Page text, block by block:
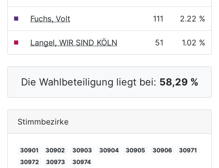
Fuchs, Volt 111 2.22 %
Langel, WIR SIND KÖLN 51 1.02 %
Die Wahlbeteiligung liegt bei: 58,29 %
Stimmbezirke
30901 30902 30903 30904 30905 30906
30971
30972
30973 30974